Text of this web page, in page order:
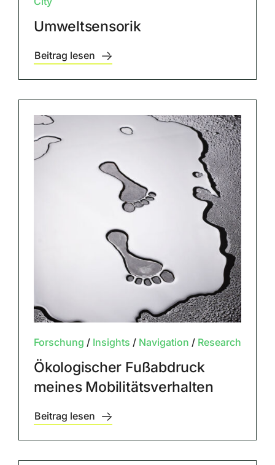
Umweltsensorik
Beitrag lesen
Forschung / Insights / Navigation / Research
Ökologischer Fußabdruck
meines Mobilitätsverhalten
Beitrag lesen